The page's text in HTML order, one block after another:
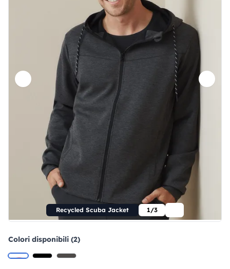
Recycled Scuba Jacket 1/3
Colori disponibili (2)